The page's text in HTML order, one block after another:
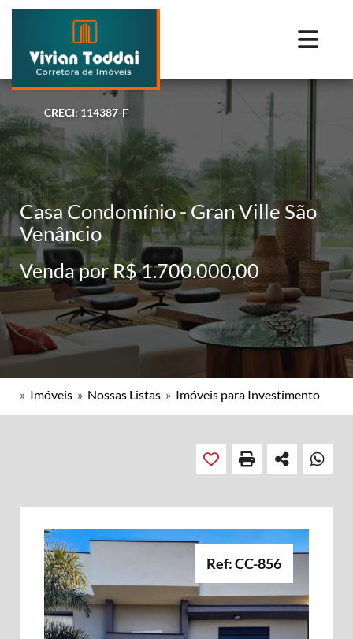
CRECI: 114387-F
Casa Condomínio - Gran Ville São
Venâncio
Venda por R$ 1.700.000,00
» Imóveis » Nossas Listas » Imóveis para Investimento
Ref: CC-856